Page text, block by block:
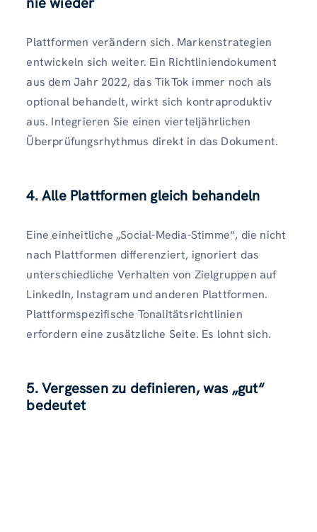
Plattformen verändern sich. Markenstrategien
entwickeln sich weiter. Ein Richtliniendokument
aus dem Jahr 2022, das TikTok immer noch als
optional behandelt, wirkt sich kontraproduktiv
aus. Integrieren Sie einen vierteljährlichen
Überprüfungsrhythmus direkt in das Dokument.
4. Alle Plattformen gleich behandeln
Eine einheitliche „Social-Media-Stimme“, die nicht
nach Plattformen differenziert, ignoriert das
unterschiedliche Verhalten von Zielgruppen auf
LinkedIn, Instagram und anderen Plattformen.
Plattformspezifische Tonalitätsrichtlinien
erfordern eine zusätzliche Seite. Es lohnt sich.
5. Vergessen zu definieren, was „gut“
bedeutet